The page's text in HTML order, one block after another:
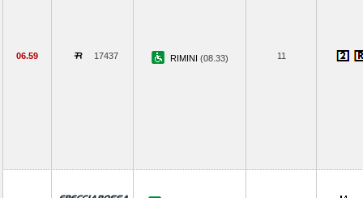
06.59 17437 RIMINI (08.33) 11